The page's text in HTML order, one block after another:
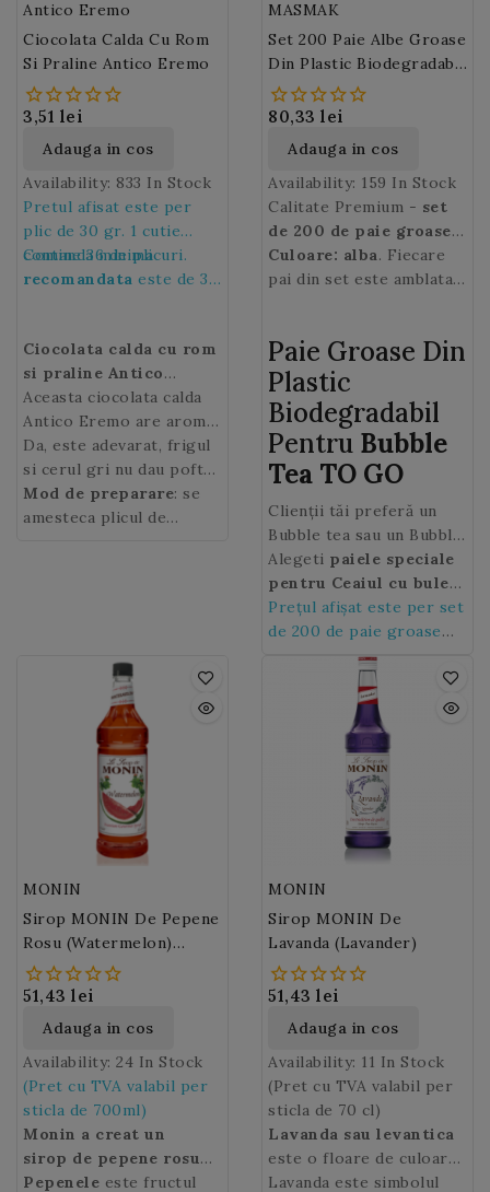
Antico Eremo
Ciocolata Calda Cu Rom
Si Praline Antico Eremo
3,51 lei
Adauga in cos
Availability: 833 In Stock
Pretul afisat este per
plic de 30 gr. 1 cutie
contine 36 de plicuri.
Comanda minima
recomandata este de 36
Ciocolata calda cu rom
si praline Antico
Eremo, se prepara la
Espressor
Aceasta ciocolata calda
Antico Eremo are aroma
intensa de rom este
imbogatita cu praline
crocante pentru deliciul
clientilor dvs.
Da, este adevarat, frigul
si cerul gri nu dau pofta
de viata. Insa sezonul
rece aduce cu el mici
Antico Eremo
zambet, va va incalzi
intr-o zi racoroasa si va
va da o stare de bine.
Mod de preparare: se
amesteca plicul de
MASMAK
Set 200 Paie Albe Groase
Din Plastic Biodegradabil
Pentru Bubble Tea
80,33 lei
Adauga in cos
Availability: 159 In Stock
Calitate Premium - set
de 200 de paie groase
din plastic
biodegradabil - special
bule din Ceaiurile cu bule
(Bubble tea / Boba tea).
Culoare: alba. Fiecare
pai din set este amblatat
Paie Groase Din
Plastic
Biodegradabil
Pentru Bubble
Tea TO GO
Clienții tăi preferă un
Bubble tea sau un Bubble
Hot chocolate la pachet
?
Alegeti paiele speciale
pentru Ceaiul cu bule
care le va proteja
bautura in miscare, in
masina sau in transportul
Prețul afișat este per set
de 200 de paie groase
biodegradabil.
MONIN
Sirop MONIN De Pepene
Rosu (Watermelon)
700ml
51,43 lei
Adauga in cos
Availability: 24 In Stock
(Pret cu TVA valabil per
sticla de 700ml)
Monin a creat un
sirop de pepene rosu
care promite sa redea
Pepenele este fructul
MONIN
Sirop MONIN De
Lavanda (Lavander)
51,43 lei
Adauga in cos
Availability: 11 In Stock
(Pret cu TVA valabil per
sticla de 70 cl)
Lavanda sau levantica
este o floare de culoare
violet/ mov cultivata de
Lavanda este simbolul